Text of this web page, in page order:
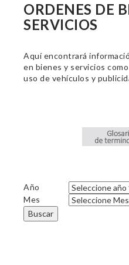
ORDENES DE
SERVICIOS
Aquí encontrará
en bienes y servicios
uso de vehículos y
Año
Mes
Buscar